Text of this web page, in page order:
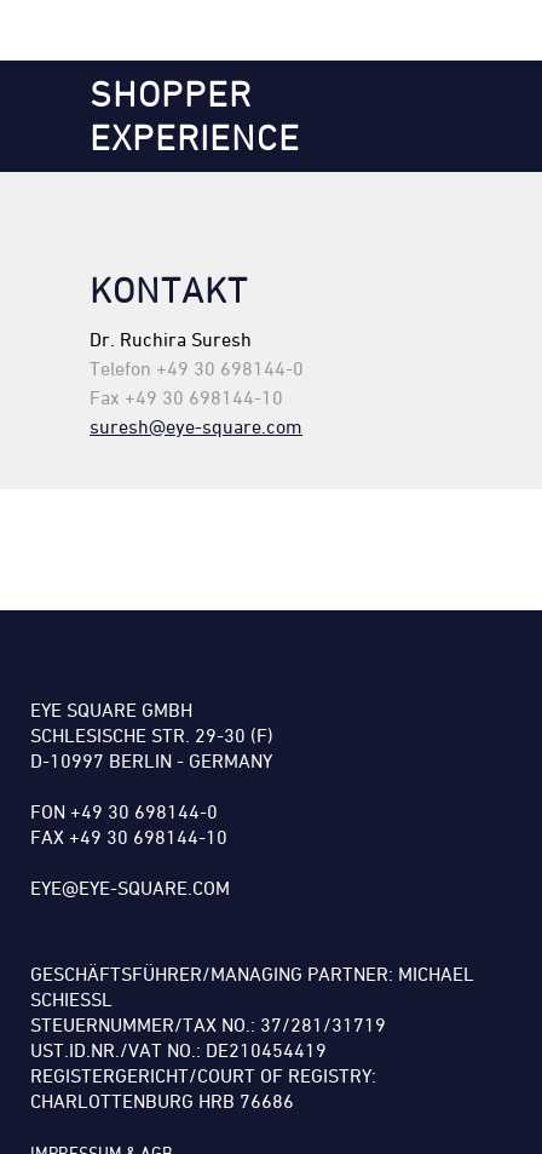
SHOPPER
EXPERIENCE
KONTAKT
Dr. Ruchira Suresh
Telefon +49 30 698144-0
Fax +49 30 698144-10
suresh@eye-square.com
EYE SQUARE GMBH
SCHLESISCHE STR. 29-30 (F)
D-10997 BERLIN - GERMANY
FON +49 30 698144-0
FAX +49 30 698144-10
EYE@EYE-SQUARE.COM
GESCHÄFTSFÜHRER/MANAGING PARTNER: MICHAEL
SCHIESSL
STEUERNUMMER/TAX NO.: 37/281/31719
UST.ID.NR./VAT NO.: DE210454419
REGISTERGERICHT/COURT OF REGISTRY:
CHARLOTTENBURG HRB 76686